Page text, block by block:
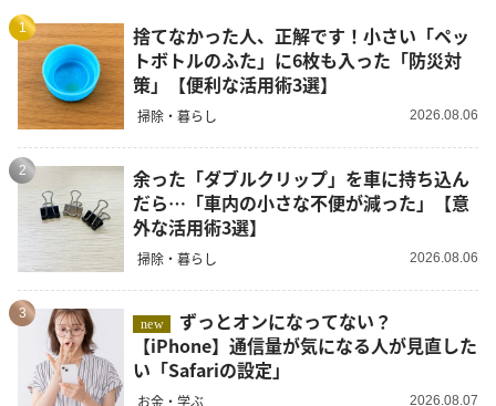
1
捨てなかった人、正解です！小さい「ペッ
トボトルのふた」に6枚も入った「防災対
策」【便利な活用術3選】
掃除・暮らし 2026.08.06
2
余った「ダブルクリップ」を車に持ち込ん
だら…「車内の小さな不便が減った」【意
外な活用術3選】
掃除・暮らし 2026.08.06
3
new
【iPhone】通信量が気になる人が見直した
い「Safariの設定」
お金・学ぶ 2026.08.07